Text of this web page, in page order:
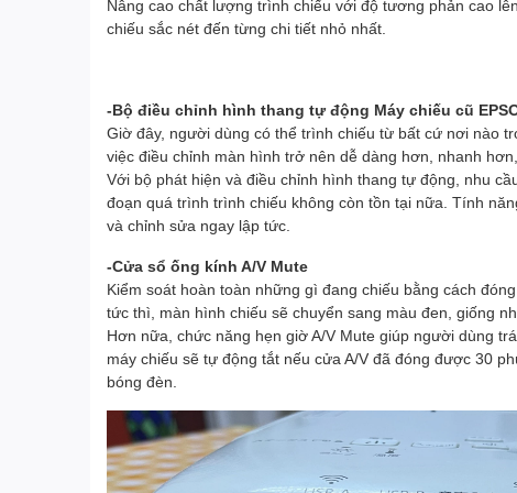
Nâng cao chất lượng trình chiếu với độ tương phản cao
chiếu sắc nét đến từng chi tiết nhỏ nhất.
-Bộ điều chỉnh hình thang tự động Máy chiếu cũ
Giờ đây, người dùng có thể trình chiếu từ bất cứ nơi nào
việc điều chỉnh màn hình trở nên dễ dàng hơn, nhanh
Với bộ phát hiện và điều chỉnh hình thang tự động, nhu
đoạn quá trình trình chiếu không còn tồn tại nữa. Tính
và chỉnh sửa ngay lập tức.
-Cửa sổ ống kính A/V Mute
Kiểm soát hoàn toàn những gì đang chiếu bằng cách
tức thì, màn hình chiếu sẽ chuyển sang màu đen, giống
Hơn nữa, chức năng hẹn giờ A/V Mute giúp người dùng
máy chiếu sẽ tự động tắt nếu cửa A/V đã đóng được 30
bóng đèn.